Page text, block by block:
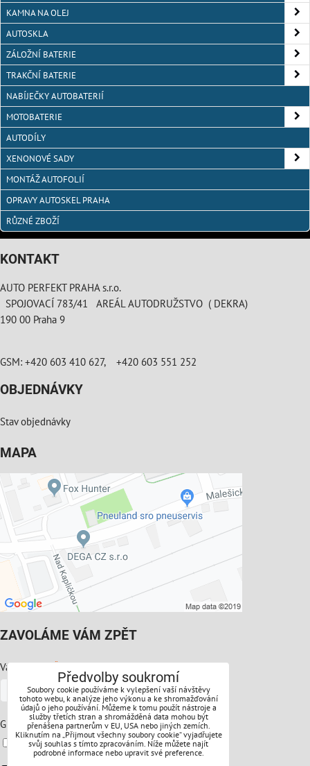
KAMNA NA OLEJ
AUTOSKLA
ZÁLOŽNÍ BATERIE
TRAKČNÍ BATERIE
NABÍJEČKY AUTOBATERIÍ
MOTOBATERIE
AUTODÍLY
XENONOVÉ SADY
MONTÁŽ AUTOFOLIÍ
OPRAVY AUTOSKEL PRAHA
RŮZNÉ ZBOŽÍ
KONTAKT
AUTO PERFEKT PRAHA s.r.o.
SPOJOVACÍ 783/41 AREÁL AUTODRUŽSTVO ( DEKRA)
190 00 Praha 9
GSM: +420 603 410 627, +420 603 551 252
OBJEDNÁVKY
Stav objednávky
MAPA
ZAVOLÁME VÁM ZPĚT
Váš telefon:*
GDPR:*
Souhlasíte s ochranou osobních údajů
Předvolby soukromí
Soubory cookie používáme k vylepšení vaší návštěvy
tohoto webu, k analýze jeho výkonu a ke shromažďování
údajů o jeho používání. Můžeme k tomu použít nástroje a
služby třetích stran a shromážděná data mohou být
přenášena partnerům v EU, USA nebo jiných zemích.
Kliknutím na „Přijmout všechny soubory cookie“ vyjadřujete
svůj souhlas s tímto zpracováním. Níže můžete najít
podrobné informace nebo upravit své preference.